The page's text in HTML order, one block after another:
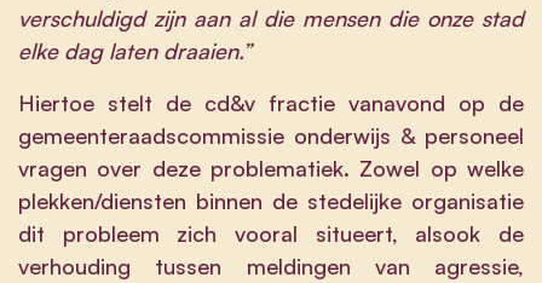
verschuldigd zijn aan al die mensen die onze stad
elke dag laten draaien.”
Hiertoe stelt de cd&v fractie vanavond op de
gemeenteraadscommissie onderwijs & personeel
vragen over deze problematiek. Zowel op welke
plekken/diensten binnen de stedelijke organisatie
dit probleem zich vooral situeert, alsook de
verhouding tussen meldingen van agressie,